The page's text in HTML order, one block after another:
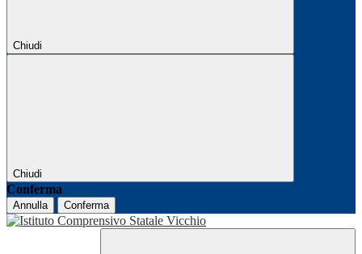
Chiudi
Chiudi
Conferma
Annulla Conferma